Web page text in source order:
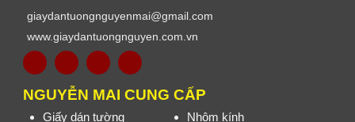
giaydantuongnguyenmai@gmail.com
www.giaydantuongnguyen.com.vn
NGUYỄN MAI CUNG CẤP
Giấy dán tường Nhôm kính